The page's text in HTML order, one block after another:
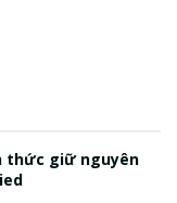
thức giữ nguyên